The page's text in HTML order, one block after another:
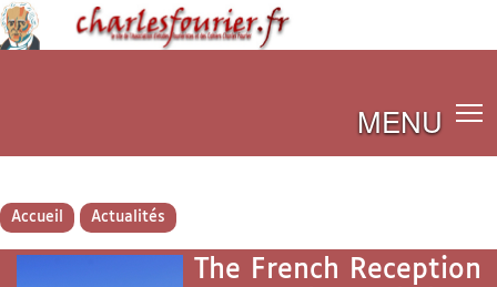
MENU
Accueil Actualités
The French Reception